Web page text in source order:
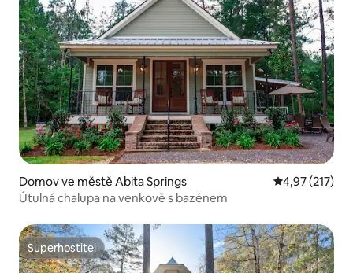
Domov ve městě Abita Springs Průměrné
4,97 (217)
Útulná chalupa na venkově s bazénem
Superhostitel
Superhostitel